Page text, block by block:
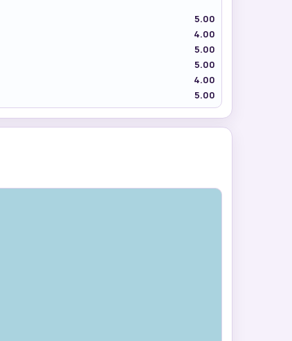
5.00
4.00
5.00
5.00
4.00
5.00